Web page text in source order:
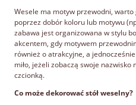
Wesele ma motyw przewodni,
poprzez dobór koloru lub motywu
zabawa jest organizowana w stylu
akcentem, gdy motywem
również o atrakcyjne, a
miło, jeżeli zobaczą swoje
czcionką.
Co może dekorować stół weselny?